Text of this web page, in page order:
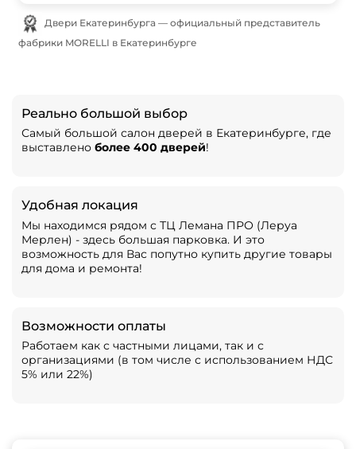
фабрики MORELLI в Екатеринбурге
Реально большой выбор
Самый большой салон дверей в Екатеринбурге, где
выставлено более 400 дверей!
Удобная локация
Мы находимся рядом с ТЦ Лемана ПРО (Леруа
Мерлен) - здесь большая парковка. И это
возможность для Вас попутно купить другие товары
для дома и ремонта!
Возможности оплаты
Работаем как с частными лицами, так и с
организациями (в том числе с использованием НДС
5% или 22%)